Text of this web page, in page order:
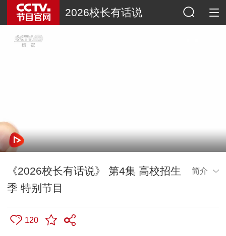
2026校长有话说
《2026校长有话说》 第4集 高校招生
季 特别节目
简介
120